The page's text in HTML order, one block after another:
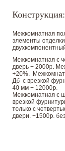
Конструкция:
Межкомнатная
элементы
Межкомнатная с
дверь + 2000р.
+20%.
Дб с врезкой
40 мм + 12000р.
Межкомнатная с
врезкой
только с
двери. +1500р.